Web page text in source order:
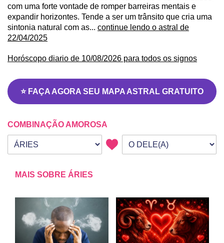
com uma forte vontade de romper barreiras mentais e
expandir horizontes. Tende a ser um trânsito que cria uma
sintonia natural com as... continue lendo o astral de
22/04/2025
Horóscopo diario de 10/08/2026 para todos os signos
⭐ FAÇA AGORA SEU MAPA ASTRAL GRATUITO
COMBINAÇÃO AMOROSA
Seu signo
Signo da outra pessoa
MAIS SOBRE ÁRIES